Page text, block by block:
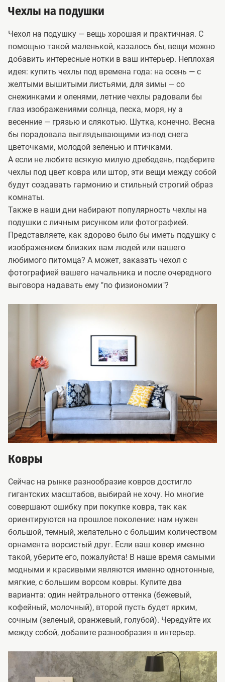
Чехлы на подушки
Чехол на подушку — вещь хорошая и практичная. С
помощью такой маленькой, казалось бы, вещи можно
добавить интересные нотки в ваш интерьер. Неплохая
идея: купить чехлы под времена года: на осень — с
желтыми вышитыми листьями, для зимы — со
снежинками и оленями, летние чехлы радовали бы
глаз изображениями солнца, песка, моря, ну а
весенние — грязью и слякотью. Шутка, конечно. Весна
бы порадовала выглядывающими из-под снега
цветочками, молодой зеленью и птичками.
А если не любите всякую милую дребедень, подберите
чехлы под цвет ковра или штор, эти вещи между собой
будут создавать гармонию и стильный строгий образ
комнаты.
Также в наши дни набирают популярность чехлы на
подушки с личным рисунком или фотографией.
Представляете, как здорово было бы иметь подушку с
изображением близких вам людей или вашего
любимого питомца? А может, заказать чехол с
фотографией вашего начальника и после очередного
выговора надавать ему "по физиономии"?
Ковры
Сейчас на рынке разнообразие ковров достигло
гигантских масштабов, выбирай не хочу. Но многие
совершают ошибку при покупке ковра, так как
ориентируются на прошлое поколение: нам нужен
большой, темный, желательно с большим количеством
орнамента ворсистый друг. Если ваш ковер именно
такой, уберите его, пожалуйста! В наше время самыми
модными и красивыми являются именно однотонные,
мягкие, с большим ворсом ковры. Купите два
варианта: один нейтрального оттенка (бежевый,
кофейный, молочный), второй пусть будет ярким,
сочным (зеленый, оранжевый, голубой). Чередуйте их
между собой, добавите разнообразия в интерьер.